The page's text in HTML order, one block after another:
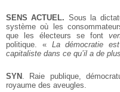
SENS ACTUEL. Sous la
système où les
que les électeurs se font
politique. « La démocratie
capitaliste dans ce qu’il a de
SYN . Raie publique,
royaume des aveugles.